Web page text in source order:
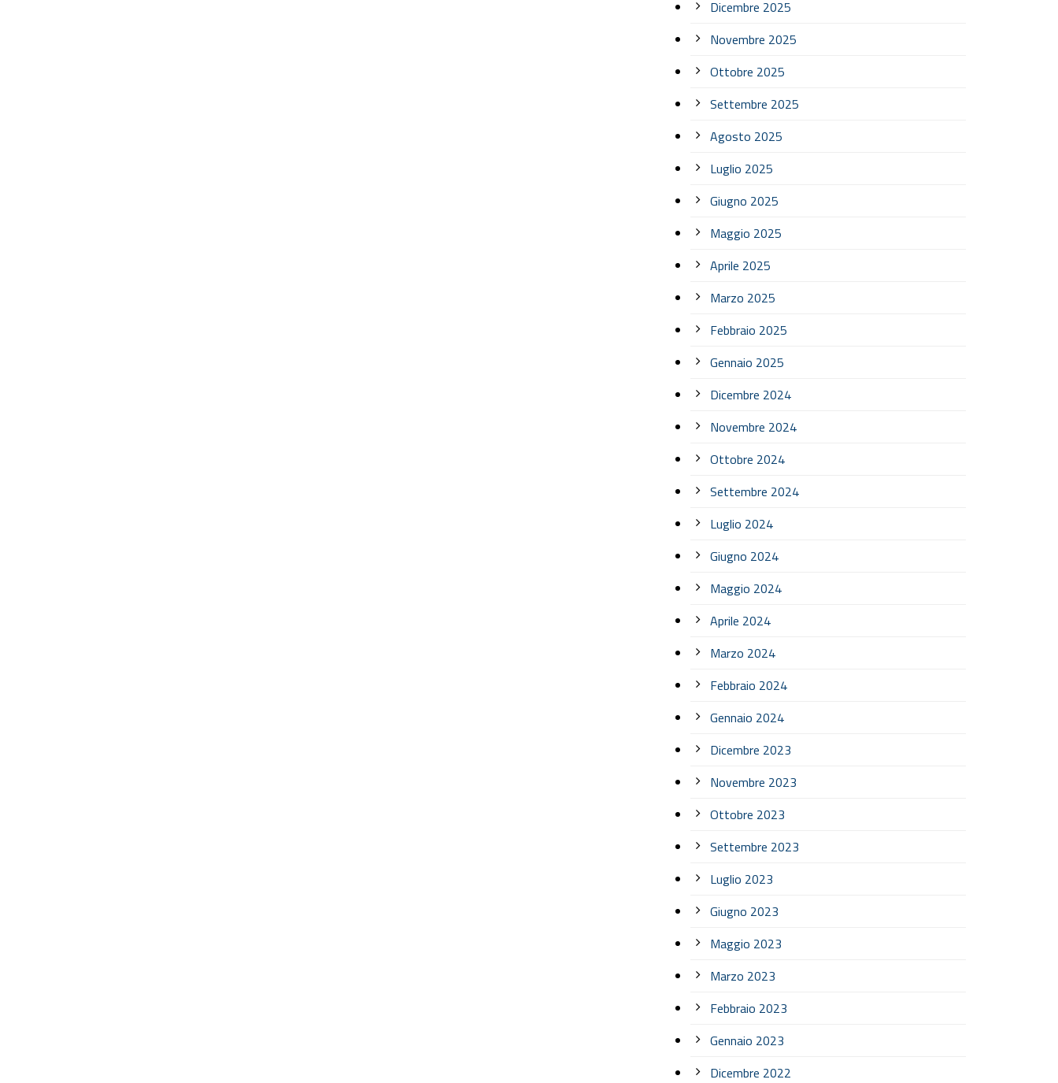
Dicembre 2025
Novembre 2025
Ottobre 2025
Settembre 2025
Agosto 2025
Luglio 2025
Giugno 2025
Maggio 2025
Aprile 2025
Marzo 2025
Febbraio 2025
Gennaio 2025
Dicembre 2024
Novembre 2024
Ottobre 2024
Settembre 2024
Luglio 2024
Giugno 2024
Maggio 2024
Aprile 2024
Marzo 2024
Febbraio 2024
Gennaio 2024
Dicembre 2023
Novembre 2023
Ottobre 2023
Settembre 2023
Luglio 2023
Giugno 2023
Maggio 2023
Marzo 2023
Febbraio 2023
Gennaio 2023
Dicembre 2022